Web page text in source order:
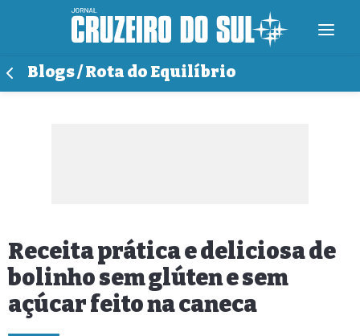
Blogs / Rota do Equilíbrio
Receita prática e deliciosa de
bolinho sem glúten e sem
açúcar feito na caneca